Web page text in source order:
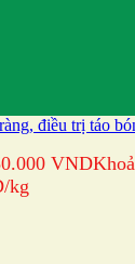
điều trị táo
VND
/kg